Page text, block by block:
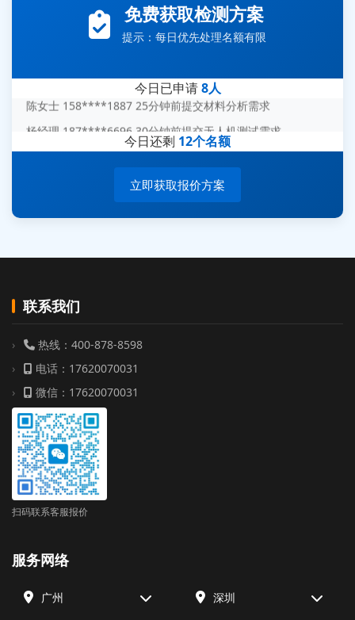
免费获取检测方案
提示：每日优先处理名额有限
今日已申请8人
王经理 186****9012 7分钟前提交并网/涉网试验需求
赵总 135****7688 12分钟前提交芯片失效分析需求
陈女士 158****1887 25分钟前提交材料分析需求
杨经理 187****6696 30分钟前提交无人机测试需求
周总 136****0539 35分钟前提交机器人测试需求
今日还剩 12个名额
立即获取报价方案
联系我们
热线：400-878-8598
电话：17620070031
微信：17620070031
扫码联系客服报价
服务网络
广州 深圳